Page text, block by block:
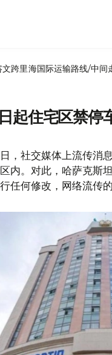
文跨里海国际运输路线/中间
起住宅区禁停
，社交媒体上流传消
内。对此，哈萨克斯
任何修改，网络流传